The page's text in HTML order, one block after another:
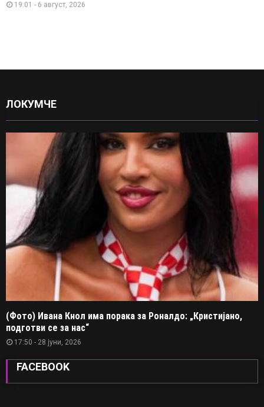
19:01 - 6 август, 2026
ЛОКУМЧЕ
(Фото) Ивана Кнол има порака за Роналдо: „Кристијано,
подготви се за нас“
17:50 - 28 јуни, 2026
FACEBOOK